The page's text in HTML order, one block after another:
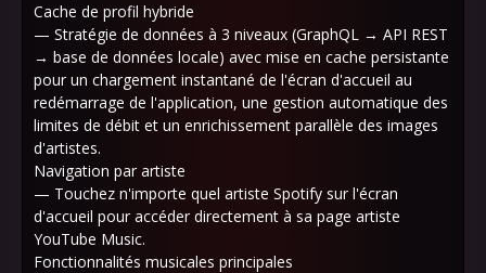
Cache de profil hybride
— Stratégie de données à 3 niveaux (GraphQL → API REST
→ base de données locale) avec mise en cache persistante
pour un chargement instantané de l'écran d'accueil au
redémarrage de l'application, une gestion automatique des
limites de débit et un enrichissement parallèle des images
d'artistes.
Navigation par artiste
— Touchez n'importe quel artiste Spotify sur l'écran
d'accueil pour accéder directement à sa page artiste
YouTube Music.
Fonctionnalités musicales principales